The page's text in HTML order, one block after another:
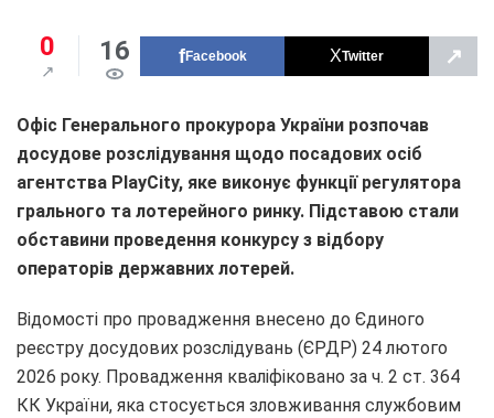
0 16 Facebook Twitter ↗
Офіс Генерального прокурора України розпочав
досудове розслідування щодо посадових осіб
агентства PlayCity, яке виконує функції регулятора
грального та лотерейного ринку. Підставою стали
обставини проведення конкурсу з відбору
операторів державних лотерей.
Відомості про провадження внесено до Єдиного
реєстру досудових розслідувань (ЄРДР) 24 лютого
2026 року. Провадження кваліфіковано за ч. 2 ст. 364
КК України, яка стосується зловживання службовим